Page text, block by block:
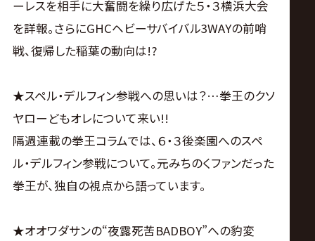
式
サ
イ
ト
ーレスを相手に大奮闘を繰り広げた５・３横浜大会
を詳報。さらにGHCヘビーサバイバル3WAYの前哨
戦、復帰した稲葉の動向は!?
★スペル・デルフィン参戦への思いは？…拳王のクソ
ヤローどもオレについて来い!!
隔週連載の拳王コラムでは、６・３後楽園へのスペ
ル・デルフィン参戦について。元みちのくファンだった
拳王が、独自の視点から語っています。
★オオワダサンの“夜露死苦BADBOY”への豹変